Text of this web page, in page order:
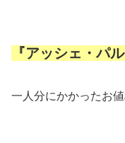
『アッシェ・パ
一人分にかかったお値